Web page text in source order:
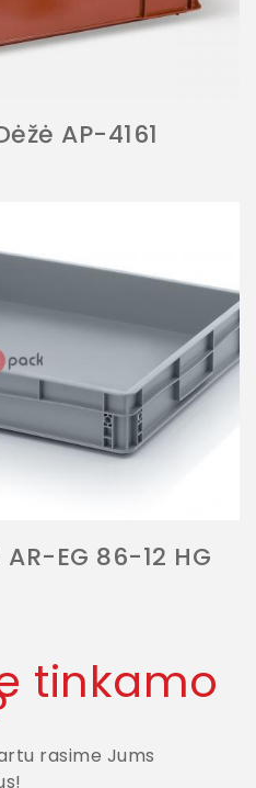
AP-4161
EG 86-12 HG
tinkamo
rasime Jums